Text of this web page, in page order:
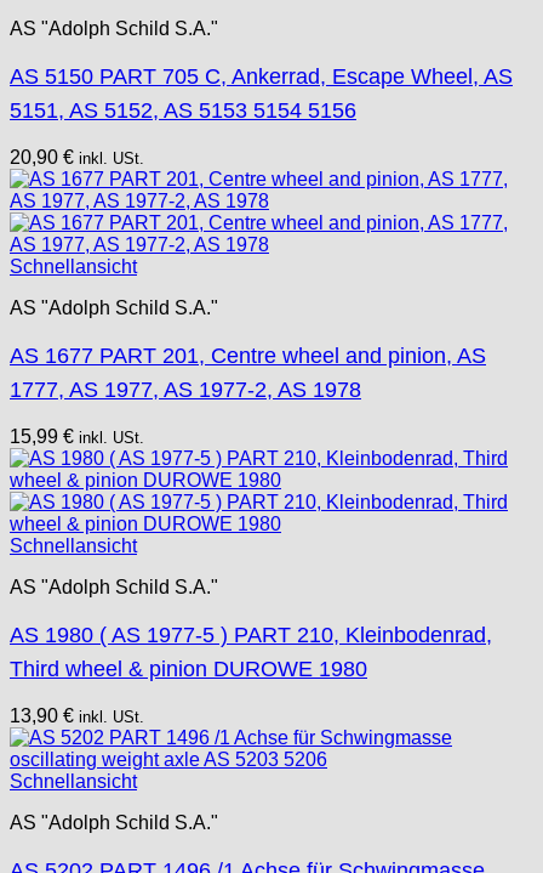
AS "Adolph Schild S.A."
AS 5150 PART 705 C, Ankerrad, Escape Wheel, AS
5151, AS 5152, AS 5153 5154 5156
20,90 € inkl. USt.
Schnellansicht
AS "Adolph Schild S.A."
AS 1677 PART 201, Centre wheel and pinion, AS
1777, AS 1977, AS 1977-2, AS 1978
15,99 € inkl. USt.
Schnellansicht
AS "Adolph Schild S.A."
AS 1980 ( AS 1977-5 ) PART 210, Kleinbodenrad,
Third wheel & pinion DUROWE 1980
13,90 € inkl. USt.
Schnellansicht
AS "Adolph Schild S.A."